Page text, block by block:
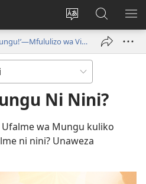
Badili
lugha
tovuti
Ingia
(opens
Tafuta
Katika
JW.ORG
‘Habari Njema Kutoka Kwa Mungu!’—Mfululizo wa Video
Ni Nini?
wa Mungu kuliko
ni nini? Unaweza